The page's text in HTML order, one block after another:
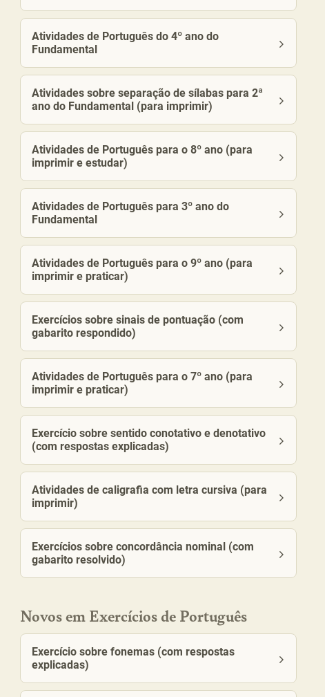
Atividades de Português do 4º ano do
Fundamental
Atividades sobre separação de sílabas para 2ª
ano do Fundamental (para imprimir)
Atividades de Português para o 8º ano (para
imprimir e estudar)
Atividades de Português para 3º ano do
Fundamental
Atividades de Português para o 9º ano (para
imprimir e praticar)
Exercícios sobre sinais de pontuação (com
gabarito respondido)
Atividades de Português para o 7º ano (para
imprimir e praticar)
Exercício sobre sentido conotativo e denotativo
(com respostas explicadas)
Atividades de caligrafia com letra cursiva (para
imprimir)
Exercícios sobre concordância nominal (com
gabarito resolvido)
Novos em Exercícios de Português
Exercício sobre fonemas (com respostas
explicadas)